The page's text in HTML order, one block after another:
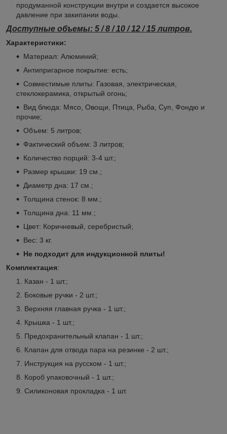
продуманной конструкции внутри и создается высокое
давление при закипании воды.
Доступные объемы: 5 / 8 / 10 / 12 / 15 литров.
Характеристики:
Материал: Алюминий;
Антипригарное покрытие: есть;
Совместимые плиты: Газовая, электрическая,
стеклокерамика, открытый огонь;
Вид блюда: Мясо, Овощи, Птица, Рыба, Суп, Фондю и
прочие;
Объем: 5 литров;
Фактический объем: 3 литров;
Количество порций: 3-4 шт.;
Размер крышки: 19 см.;
Диаметр дна: 17 см.;
Толщина стенок: 8 мм.;
Толщина дна: 11 мм.;
Цвет: Коричневый, серебристый;
Вес: 3 кг.
Не подходит для индукционной плиты!
Комплектация:
Казан - 1 шт.;
Боковые ручки - 2 шт.;
Верхняя главная ручка - 1 шт.;
Крышка - 1 шт.;
Предохранительный клапан - 1 шт.;
Клапан для отвода пара на резинке - 2 шт.;
Инструкция на русском - 1 шт.;
Короб упаковочный - 1 шт.;
Силиконовая прокладка - 1 шт.